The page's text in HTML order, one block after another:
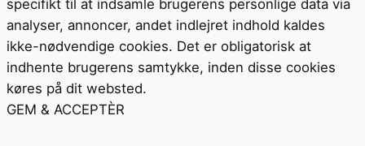
specifikt til at indsamle brugerens personlige data via
analyser, annoncer, andet indlejret indhold kaldes
ikke-nødvendige cookies. Det er obligatorisk at
indhente brugerens samtykke, inden disse cookies
køres på dit websted.
GEM & ACCEPTÈR